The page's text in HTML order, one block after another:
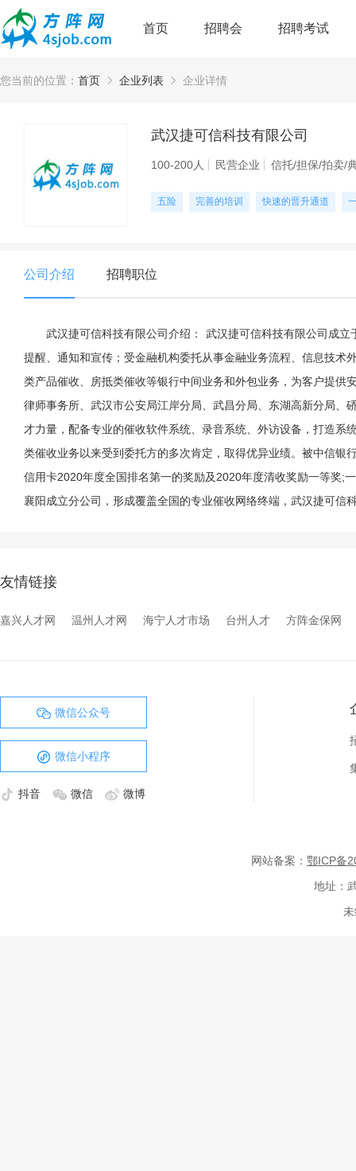
首页 招聘会 招聘考试
您当前的位置： 首页 企业列表 企业详情
武汉捷可信科技有限公司
100-200人 民营企业 信托/担保/拍卖/
五险 完善的培训 快速的晋升通道
公司介绍 招聘职位
武汉捷可信科技有限公司介绍： 武汉捷可信科技有限公司成
提醒、通知和宣传；受金融机构委托从事金融业务流程、信息技
类产品催收、房抵类催收等银行中间业务和外包业务，为客户提
律师事务所、武汉市公安局江岸分局、武昌分局、东湖高新分局
才力量，配备专业的催收软件系统、录音系统、外访设备，打造
类催收业务以来受到委托方的多次肯定，取得优异业绩。被中信
信用卡2020年度全国排名第一的奖励及2020年度清收奖励一等奖;
襄阳成立分公司，形成覆盖全国的专业催收网络终端，武汉捷可
友情链接
嘉兴人才网 温州人才网 海宁人才市场 台州人才 方阵金保网
微信公众号
微信小程序
抖音 微信 微博
网站备案： 鄂ICP备
地址：